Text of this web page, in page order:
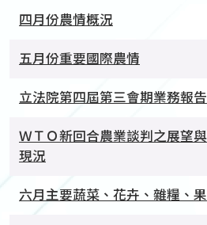
四月份農情概況
五月份重要國際農情
立法院第四屆第三會期業務報告
ＷＴＯ新回合農業談判之展望
現況
六月主要蔬菜、花卉、雜糧、